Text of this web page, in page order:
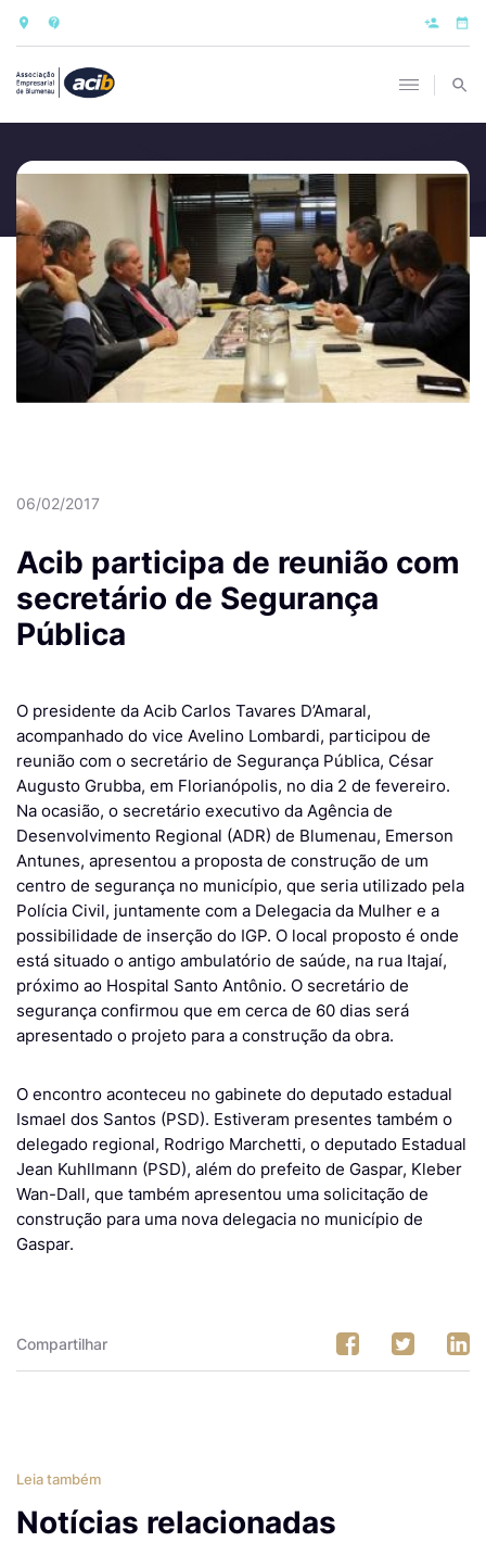
06/02/2017
Acib participa de reunião com
secretário de Segurança
Pública
O presidente da Acib Carlos Tavares D’Amaral,
acompanhado do vice Avelino Lombardi, participou de
reunião com o secretário de Segurança Pública, César
Augusto Grubba, em Florianópolis, no dia 2 de fevereiro.
Na ocasião, o secretário executivo da Agência de
Desenvolvimento Regional (ADR) de Blumenau, Emerson
Antunes, apresentou a proposta de construção de um
centro de segurança no município, que seria utilizado pela
Polícia Civil, juntamente com a Delegacia da Mulher e a
possibilidade de inserção do IGP. O local proposto é onde
está situado o antigo ambulatório de saúde, na rua Itajaí,
próximo ao Hospital Santo Antônio. O secretário de
segurança confirmou que em cerca de 60 dias será
apresentado o projeto para a construção da obra.
O encontro aconteceu no gabinete do deputado estadual
Ismael dos Santos (PSD). Estiveram presentes também o
delegado regional, Rodrigo Marchetti, o deputado Estadual
Jean Kuhllmann (PSD), além do prefeito de Gaspar, Kleber
Wan-Dall, que também apresentou uma solicitação de
construção para uma nova delegacia no município de
Gaspar.
Compartilhar
Leia também
Notícias relacionadas